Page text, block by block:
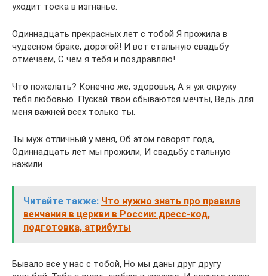
уходит тоска в изгнанье.
Одиннадцать прекрасных лет с тобой Я прожила в
чудесном браке, дорогой! И вот стальную свадьбу
отмечаем, С чем я тебя и поздравляю!
Что пожелать? Конечно же, здоровья, А я уж окружу
тебя любовью. Пускай твои сбываются мечты, Ведь для
меня важней всех только ты.
Ты муж отличный у меня, Об этом говорят года,
Одиннадцать лет мы прожили, И свадьбу стальную
нажили
Читайте также: Что нужно знать про правила
венчания в церкви в России: дресс-код,
подготовка, атрибуты
Бывало все у нас с тобой, Но мы даны друг другу